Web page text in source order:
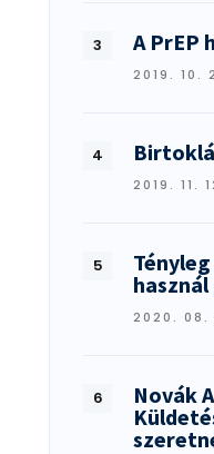
A PrEP
2019. 10.
2019. 11.
2020. 08.
Novák